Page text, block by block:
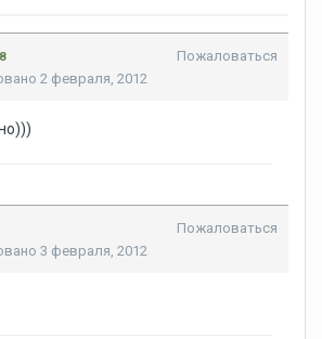
Пожаловаться
2 февраля, 2012
Пожаловаться
3 февраля, 2012